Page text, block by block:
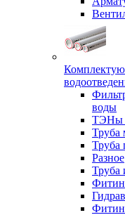
воды
ТЭНы
Труба
Труба
Разное
Труба